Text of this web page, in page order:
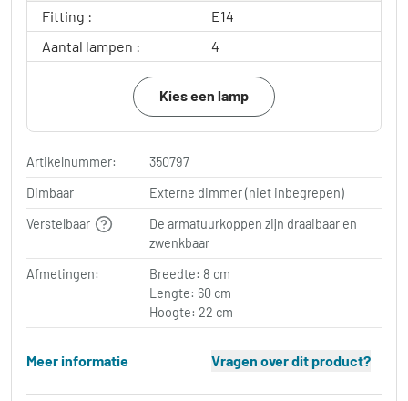
Fitting :
E14
Aantal lampen :
4
Kies een lamp
Artikelnummer:
350797
Dimbaar
Externe dimmer (niet inbegrepen)
Verstelbaar
De armatuurkoppen zijn draaibaar en
zwenkbaar
Afmetingen:
Breedte: 8 cm
Lengte: 60 cm
Hoogte: 22 cm
Meer informatie Vragen over dit product?